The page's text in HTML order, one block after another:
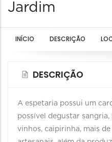
Jardim
INÍCIO DESCRIÇÃO
DESCRIÇÃO
A espetaria possui um
possível degustar sangria,
vinhos, caipirinha, mais